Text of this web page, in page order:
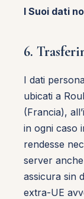
I Suoi dati
6.
I dati
ubicati a
(Francia),
in ogni caso
rendesse
server
assicura sin
extra-UE